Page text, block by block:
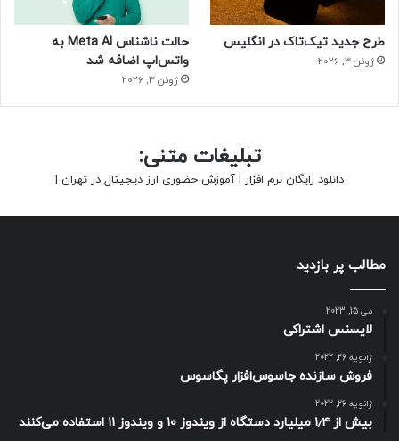
طرح جدید تیک‌تاک در انگلیس
ژوئن 3, 2026
حالت ناشناس Meta AI به
واتس‌اپ اضافه شد
ژوئن 3, 2026
تبلیغات متنی:
دانلود رایگان نرم افزار | آموزش حضوری ارز دیجیتال در تهران |
مطالب پر بازدید
می 15, 2023
لایسنس اشتراکی
ژانویه 26, 2022
فروش سازنده جاسوس‌افزار پگاسوس
ژانویه 26, 2022
بیش از ۱٫۴ میلیارد دستگاه از ویندوز ۱۰ و ویندوز ۱۱ استفاده می‌کنند